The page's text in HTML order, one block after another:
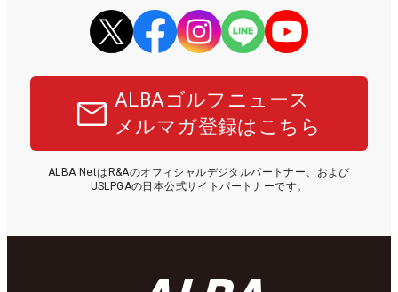
ALBAゴルフニュース
メルマガ登録はこちら
ALBA NetはR&Aのオフィシャルデジタルパートナー、および
USLPGAの日本公式サイトパートナーです。